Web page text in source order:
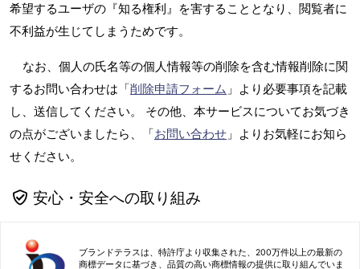
希望するユーザの『知る権利』を害することとなり、閲覧者に
不利益が生じてしまうためです。
なお、個人の氏名等の個人情報等の削除を含む情報削除に関
するお問い合わせは「削除申請フォーム 」より必要事項を記載
し、送信してください。 その他、本サービスについてお気づき
の点がございましたら、「お問い合わせ 」よりお気軽にお知ら
せください。
安心・安全への取り組み
ブランドテラスは、特許庁より収集された、200万件以上の最新の
商標データに基づき、品質の高い商標情報の提供に取り組んでいま